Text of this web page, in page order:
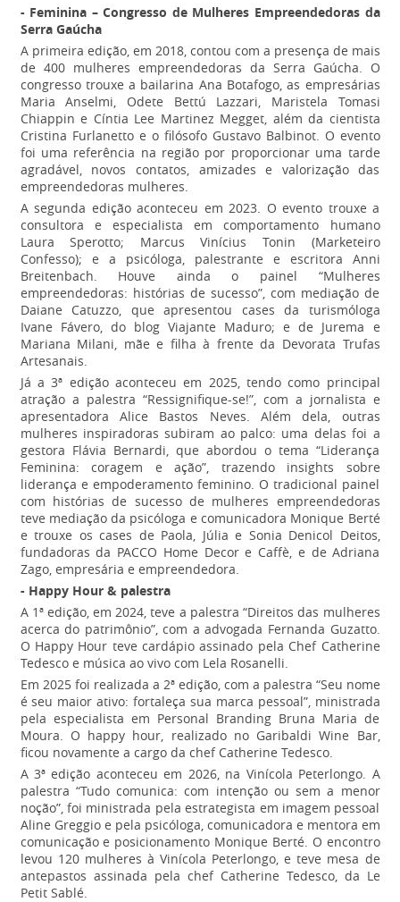
- Feminina – Congresso de Mulheres Empreendedoras da
Serra Gaúcha
A primeira edição, em 2018, contou com a presença de mais
de 400 mulheres empreendedoras da Serra Gaúcha. O
congresso trouxe a bailarina Ana Botafogo, as empresárias
Maria Anselmi, Odete Bettú Lazzari, Maristela Tomasi
Chiappin e Cíntia Lee Martinez Megget, além da cientista
Cristina Furlanetto e o filósofo Gustavo Balbinot. O evento
foi uma referência na região por proporcionar uma tarde
agradável, novos contatos, amizades e valorização das
empreendedoras mulheres.
A segunda edição aconteceu em 2023. O evento trouxe a
consultora e especialista em comportamento humano
Laura Sperotto; Marcus Vinícius Tonin (Marketeiro
Confesso); e a psicóloga, palestrante e escritora Anni
Breitenbach. Houve ainda o painel “Mulheres
empreendedoras: histórias de sucesso”, com mediação de
Daiane Catuzzo, que apresentou cases da turismóloga
Ivane Fávero, do blog Viajante Maduro; e de Jurema e
Mariana Milani, mãe e filha à frente da Devorata Trufas
Artesanais.
Já a 3ª edição aconteceu em 2025, tendo como principal
atração a palestra “Ressignifique-se!”, com a jornalista e
apresentadora Alice Bastos Neves. Além dela, outras
mulheres inspiradoras subiram ao palco: uma delas foi a
gestora Flávia Bernardi, que abordou o tema “Liderança
Feminina: coragem e ação”, trazendo insights sobre
liderança e empoderamento feminino. O tradicional painel
com histórias de sucesso de mulheres empreendedoras
teve mediação da psicóloga e comunicadora Monique Berté
e trouxe os cases de Paola, Júlia e Sonia Denicol Deitos,
fundadoras da PACCO Home Decor e Caffè, e de Adriana
Zago, empresária e empreendedora.
- Happy Hour & palestra
A 1ª edição, em 2024, teve a palestra “Direitos das mulheres
acerca do patrimônio”, com a advogada Fernanda Guzatto.
O Happy Hour teve cardápio assinado pela Chef Catherine
Tedesco e música ao vivo com Lela Rosanelli.
Em 2025 foi realizada a 2ª edição, com a palestra “Seu nome
é seu maior ativo: fortaleça sua marca pessoal”, ministrada
pela especialista em Personal Branding Bruna Maria de
Moura. O happy hour, realizado no Garibaldi Wine Bar,
ficou novamente a cargo da chef Catherine Tedesco.
A 3ª edição aconteceu em 2026, na Vinícola Peterlongo. A
palestra “Tudo comunica: com intenção ou sem a menor
noção”, foi ministrada pela estrategista em imagem pessoal
Aline Greggio e pela psicóloga, comunicadora e mentora em
comunicação e posicionamento Monique Berté. O encontro
levou 120 mulheres à Vinícola Peterlongo, e teve mesa de
antepastos assinada pela chef Catherine Tedesco, da Le
Petit Sablé.